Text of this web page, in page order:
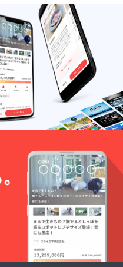
備考欄
にてお
知らせ
くださ
い）。
報、
『星の
王子さ
ま』や
サン=テ
グジュ
ペリに
関する
情報な
どを随
時メー
ルさせ
ていた
だきま
（メー
ルが不
要な場
合は、
備考欄
にてお
知らせ
くださ
い）。
おりま
す。
小惑星
３３０
（地理
学者の
星）：
地理に
関する
本 ま
た、ク
ラウド
ファン
ディン
告、移
動型書
店の出
店情
報、
『星の
王子さ
ま』や
サン=テ
グジュ
ペリに
関する